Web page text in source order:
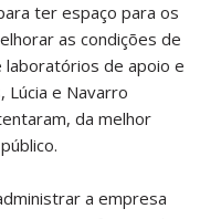
ter espaço para os
as condições de
laboratórios de apoio e
Lúcia e Navarro
da melhor
a empresa